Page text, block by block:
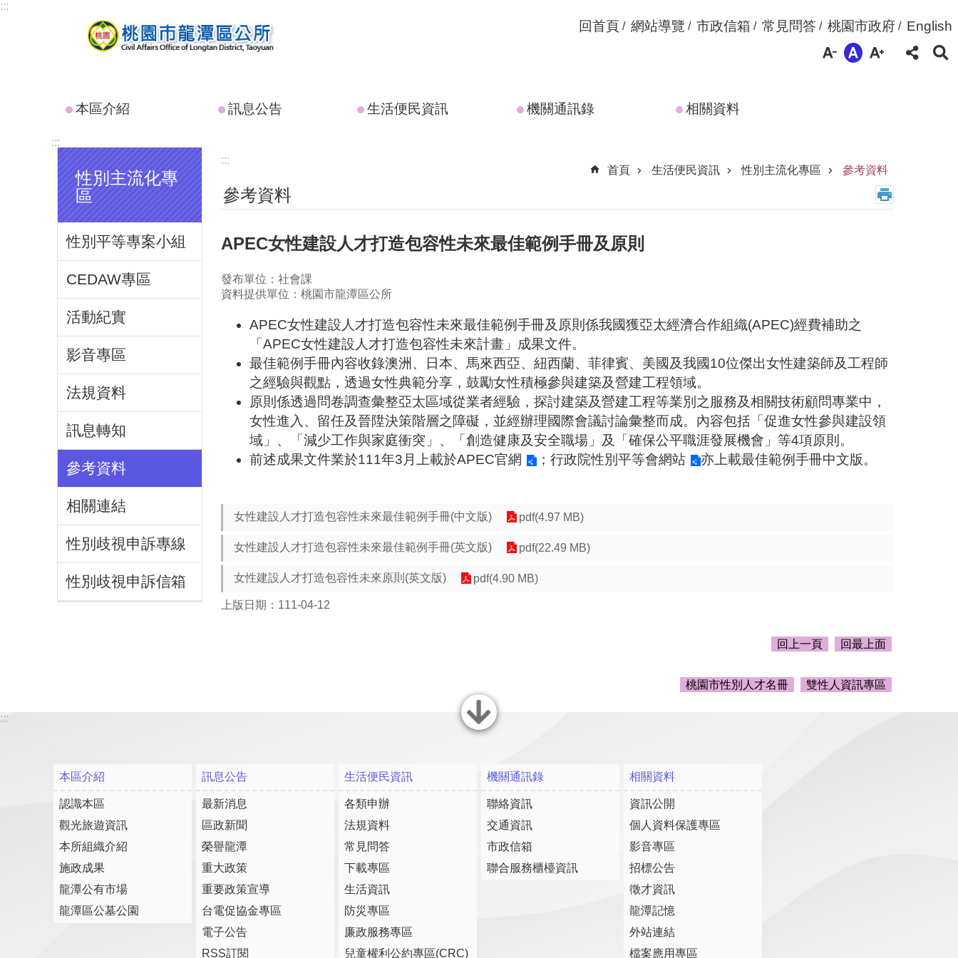
跳到主要內容區塊
:::
回首頁 網站導覽 市政信箱 常見問答 桃園市政府 English
本區介紹 訊息公告 生活便民資訊 機關通訊錄 相關資料
:::
性別主流化專
區
性別平等專案小組
CEDAW專區
活動紀實
影音專區
法規資料
訊息轉知
參考資料
相關連結
性別歧視申訴專線
性別歧視申訴信箱
:::
首頁
生活便民資訊 性別主流化專區 參考資料
參考資料
APEC女性建設人才打造包容性未來最佳範例手冊及原則
發布單位：社會課
資料提供單位：桃園市龍潭區公所
APEC女性建設人才打造包容性未來最佳範例手冊及原則係我國獲亞太經濟合作組織(APEC)經費補助之
「APEC女性建設人才打造包容性未來計畫」成果文件。
最佳範例手冊內容收錄澳洲、日本、馬來西亞、紐西蘭、菲律賓、美國及我國10位傑出女性建築師及工程師
之經驗與觀點，透過女性典範分享，鼓勵女性積極參與建築及營建工程領域。
原則係透過問卷調查彙整亞太區域從業者經驗，探討建築及營建工程等業別之服務及相關技術顧問專業中，
女性進入、留任及晉陞決策階層之障礙，並經辦理國際會議討論彙整而成。內容包括「促進女性參與建設領
域」、「減少工作與家庭衝突」、「創造健康及安全職場」及「確保公平職涯發展機會」等4項原則。
前述成果文件業於111年3月上載於APEC官網 ； 行政院性別平等會網站 亦上載最佳範例手冊中文版。
女性建設人才打造包容性未來最佳範例手冊(中文版) pdf(4.97 MB)
女性建設人才打造包容性未來最佳範例手冊(英文版) pdf(22.49 MB)
女性建設人才打造包容性未來原則(英文版) pdf(4.90 MB)
上版日期：111-04-12
回上一頁 回最上面
桃園市性別人才名冊 雙性人資訊專區
關閉
:::
本區介紹
認識本區
觀光旅遊資訊
本所組織介紹
施政成果
龍潭公有市場
龍潭區公墓公園
訊息公告
最新消息
區政新聞
榮譽龍潭
重大政策
重要政策宣導
台電促協金專區
電子公告
RSS訂閱
生活便民資訊
各類申辦
法規資料
常見問答
下載專區
生活資訊
防災專區
廉政服務專區
兒童權利公約專區(CRC)
機關通訊錄
聯絡資訊
交通資訊
市政信箱
聯合服務櫃檯資訊
相關資料
資訊公開
個人資料保護專區
影音專區
招標公告
徵才資訊
龍潭記憶
外站連結
檔案應用專區